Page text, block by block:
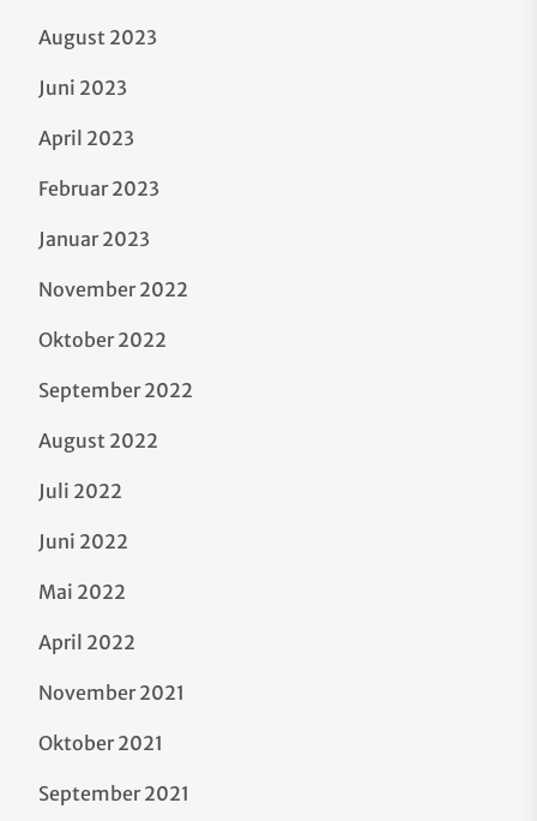
August 2023
Juni 2023
April 2023
Februar 2023
Januar 2023
November 2022
Oktober 2022
September 2022
August 2022
Juli 2022
Juni 2022
Mai 2022
April 2022
November 2021
Oktober 2021
September 2021